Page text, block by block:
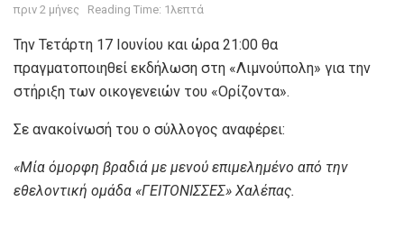
πριν 2 μήνες Reading Time: 1λεπτά
Την Τετάρτη 17 Ιουνίου και ώρα 21:00 θα
πραγματοποιηθεί εκδήλωση στη «Λιμνούπολη» για την
στήριξη των οικογενειών του «Ορίζοντα».
Σε ανακοίνωσή του ο σύλλογος αναφέρει:
«Μία όμορφη βραδιά με μενού επιμελημένο από την
εθελοντική ομάδα «ΓΕΙΤΟΝΙΣΣΕΣ» Χαλέπας.